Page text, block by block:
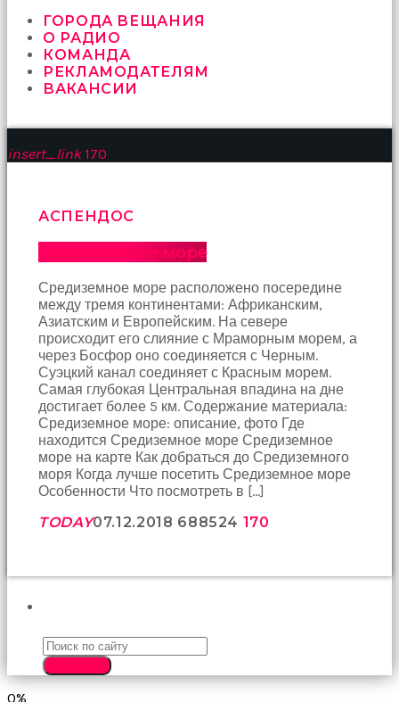
öttürüyor
sex
hikayeleri
kızların
boşalarak
porno
yakın
arkadaş
birbirlerine
teşekkür
ederek
bunu
tekrar
yapmak
sözleşiyorlar
altyazılı
porno
Arkadaşımın
evine
takılmaya
gittiğimde
kıçına
konsantre
olamıyordum
ГОРОДА ВЕЩАНИЯ
О РАДИО
КОМАНДА
РЕКЛАМОДАТЕЛЯМ
ВАКАНСИИ
insert_link 170
АСПЕНДОС
Средиземное море
Средиземное море расположено посередине
между тремя континентами: Африканским,
Азиатским и Европейским. На севере
происходит его слияние с Мраморным морем, а
через Босфор оно соединяется с Черным.
Суэцкий канал соединяет с Красным морем.
Самая глубокая Центральная впадина на дне
достигает более 5 км. Содержание материала:
Средиземное море: описание, фото Где
находится Средиземное море Средиземное
море на карте Как добраться до Средиземного
моря Когда лучше посетить Средиземное море
Особенности Что посмотреть в […]
TODAY07.12.2018 688524 170
0%